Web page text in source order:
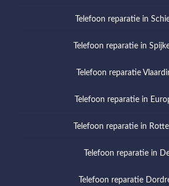
Telefoon reparatie in
Telefoon reparatie in
Telefoon reparatie
Telefoon reparatie in
Telefoon reparatie in
Telefoon reparatie in
Telefoon reparatie